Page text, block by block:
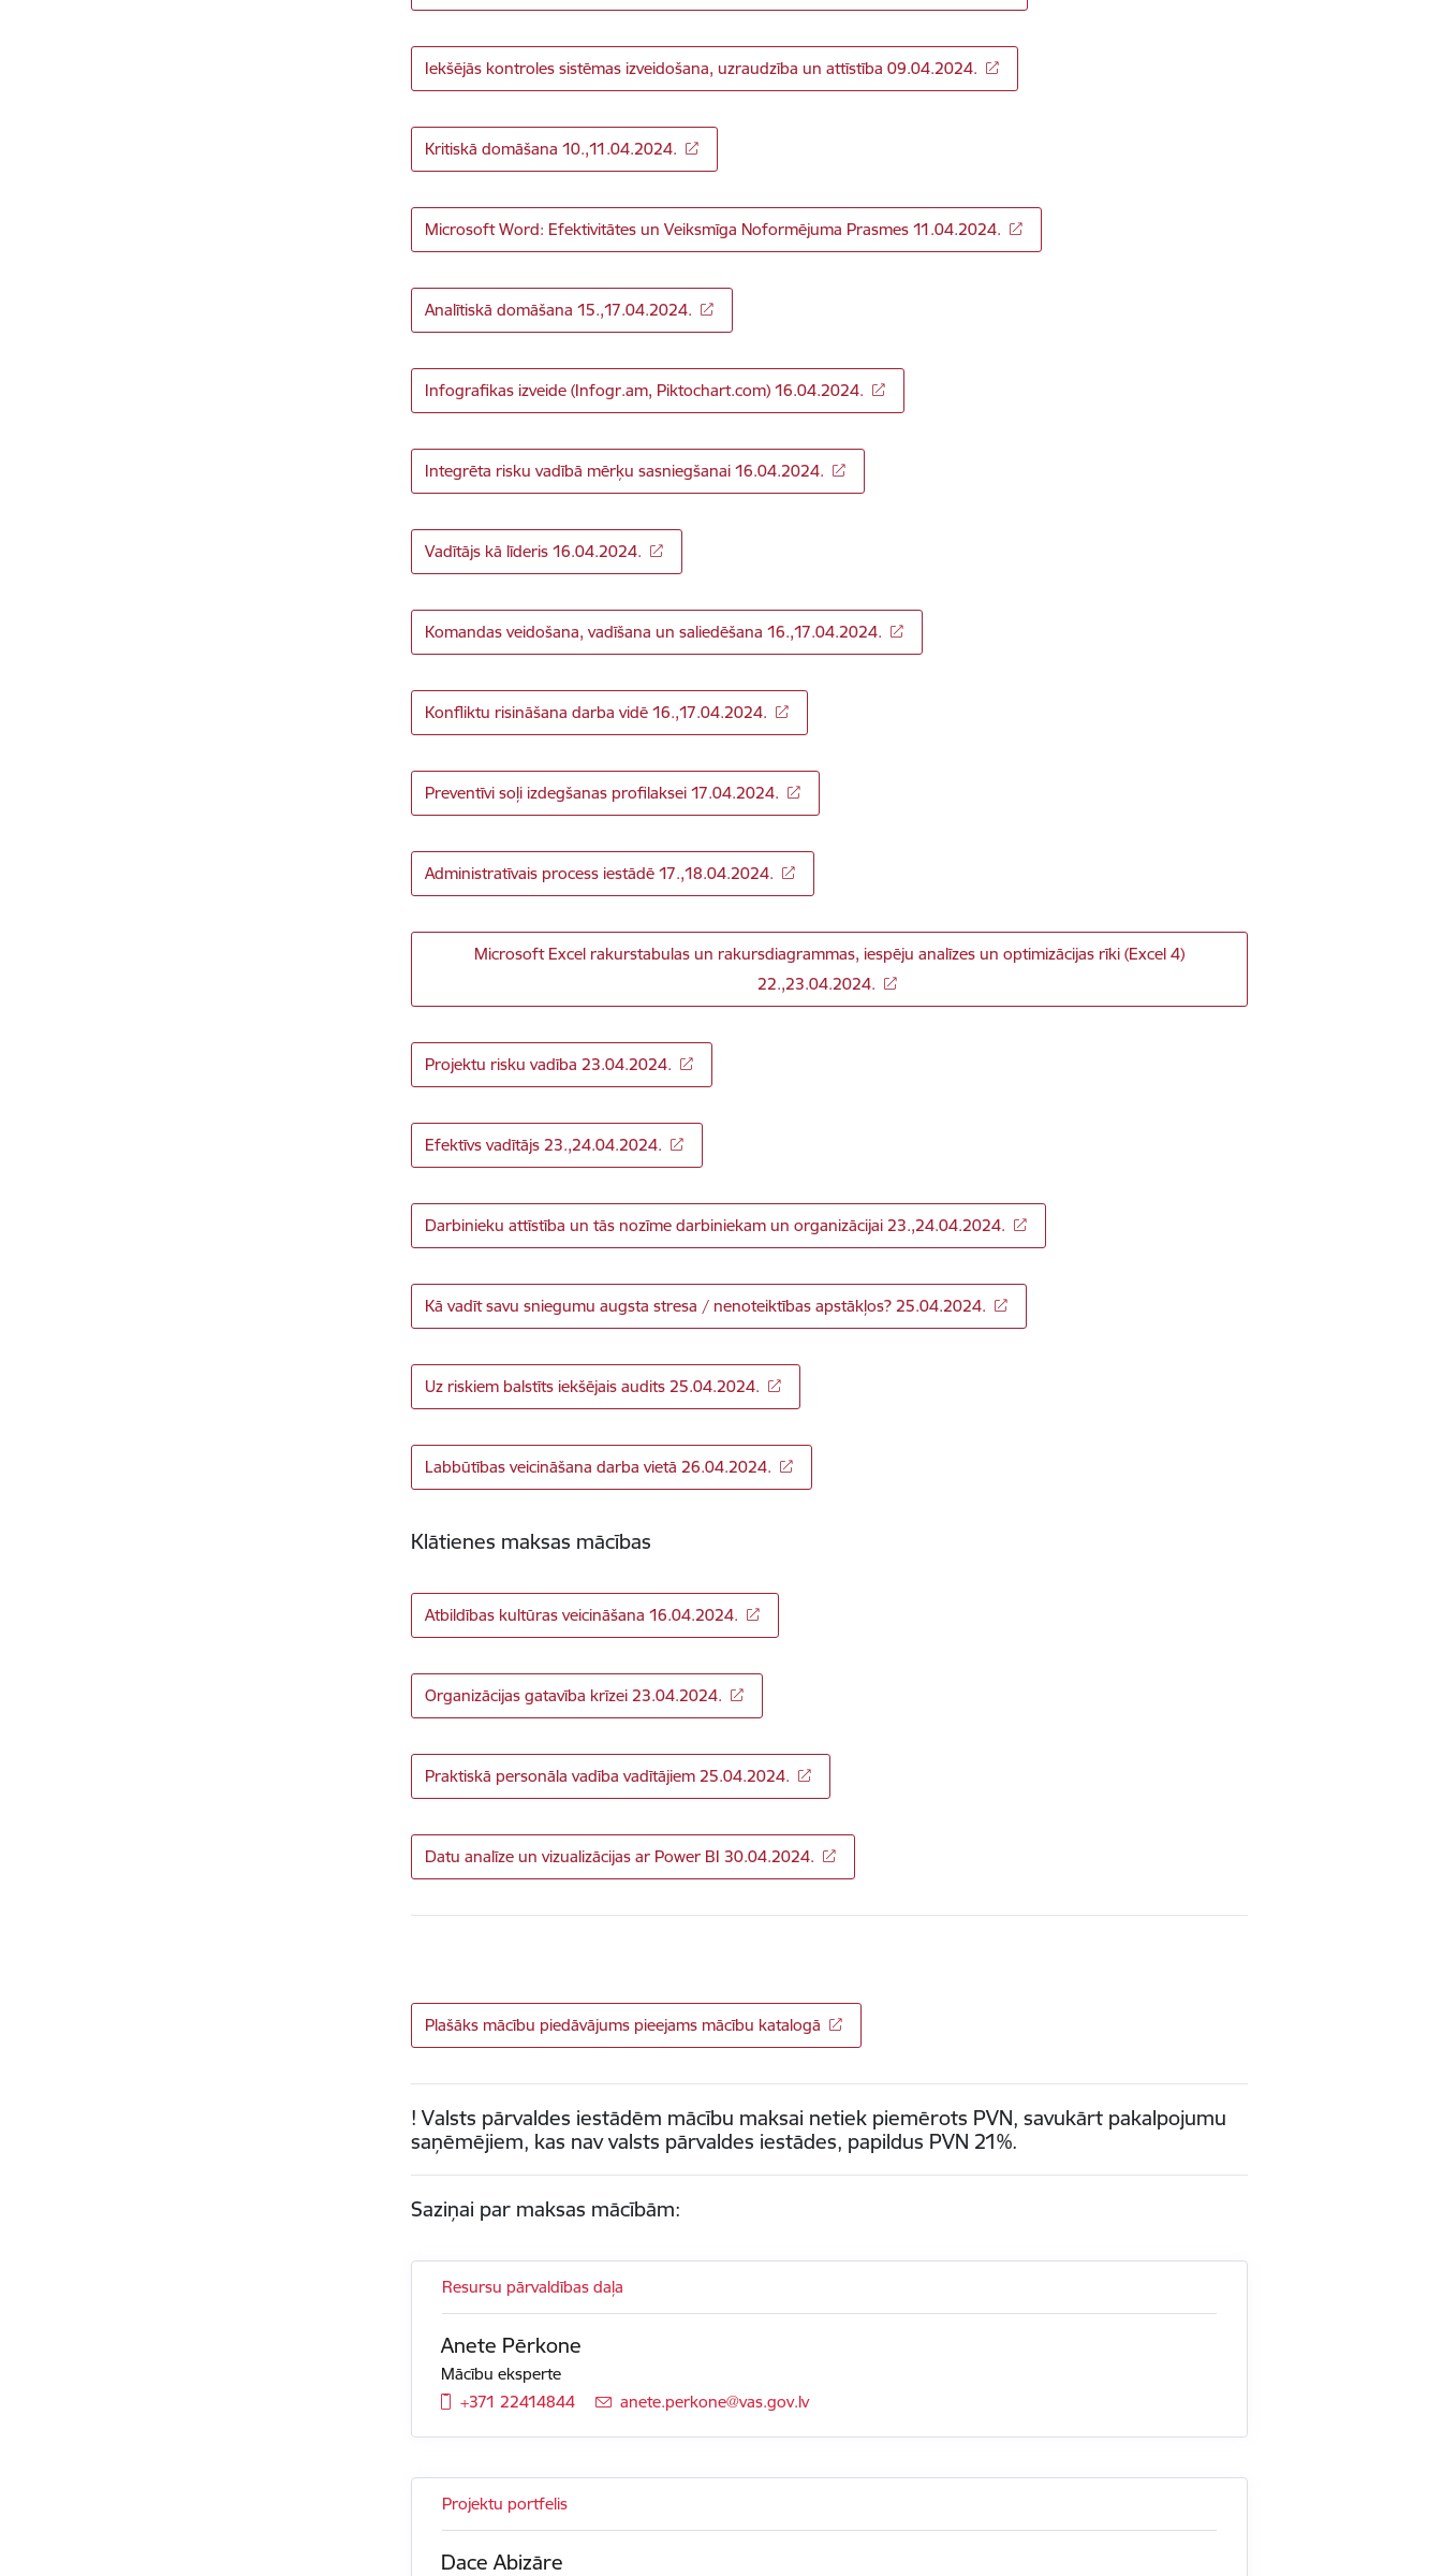
Iekšējās kontroles sistēmas izveidošana, uzraudzība un attīstība 09.04.2024.
Kritiskā domāšana 10.,11.04.2024.
Microsoft Word: Efektivitātes un Veiksmīga Noformējuma Prasmes 11.04.2024.
Analītiskā domāšana 15.,17.04.2024.
Infografikas izveide (Infogr.am, Piktochart.com) 16.04.2024.
Integrēta risku vadībā mērķu sasniegšanai 16.04.2024.
Vadītājs kā līderis 16.04.2024.
Komandas veidošana, vadīšana un saliedēšana 16.,17.04.2024.
Konfliktu risināšana darba vidē 16.,17.04.2024.
Preventīvi soļi izdegšanas profilaksei 17.04.2024.
Administratīvais process iestādē 17.,18.04.2024.
Microsoft Excel rakurstabulas un rakursdiagrammas, iespēju analīzes un optimizācijas rīki (Excel 4)
22.,23.04.2024.
Projektu risku vadība 23.04.2024.
Efektīvs vadītājs 23.,24.04.2024.
Darbinieku attīstība un tās nozīme darbiniekam un organizācijai 23.,24.04.2024.
Kā vadīt savu sniegumu augsta stresa / nenoteiktības apstākļos? 25.04.2024.
Uz riskiem balstīts iekšējais audits 25.04.2024.
Labbūtības veicināšana darba vietā 26.04.2024.
Klātienes maksas mācības
Atbildības kultūras veicināšana 16.04.2024.
Organizācijas gatavība krīzei 23.04.2024.
Praktiskā personāla vadība vadītājiem 25.04.2024.
Datu analīze un vizualizācijas ar Power BI 30.04.2024.
Plašāks mācību piedāvājums pieejams mācību katalogā
! Valsts pārvaldes iestādēm mācību maksai netiek piemērots PVN, savukārt pakalpojumu
saņēmējiem, kas nav valsts pārvaldes iestādes, papildus PVN 21%.
Saziņai par maksas mācībām:
Resursu pārvaldības daļa
Anete Pērkone
Mācību eksperte
+371 22414844
E-pasts:
anete.perkone@vas.gov.lv
Projektu portfelis
Dace Abizāre